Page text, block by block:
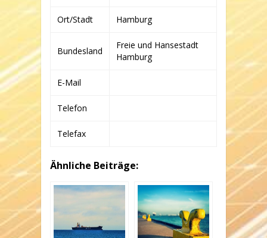
Ort/Stadt Hamburg
Bundesland
Freie und Hansestadt
Hamburg
E-Mail
Telefon
Telefax
Ähnliche Beiträge: